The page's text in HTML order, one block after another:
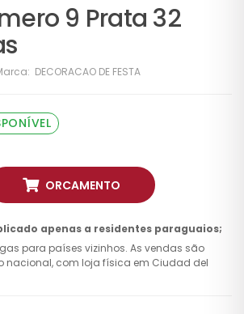
9 Prata 32
DECORACAO DE FESTA
ORCAMENTO
apenas a residentes paraguaios;
para países vizinhos. As vendas são
nacional, com loja física em Ciudad del